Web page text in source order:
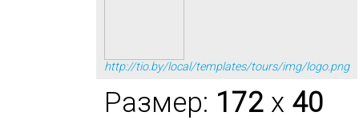
http://tio.by/local/templates/tours/img/logo.png
Размер: 172 x 40